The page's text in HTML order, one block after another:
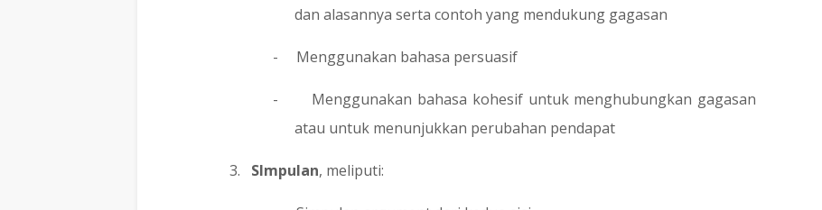
dan alasannya serta contoh yang mendukung gagasan
- Menggunakan bahasa persuasif
-
Menggunakan bahasa kohesif untuk menghubungkan gagasan
atau untuk menunjukkan perubahan pendapat
3. SImpulan, meliputi: